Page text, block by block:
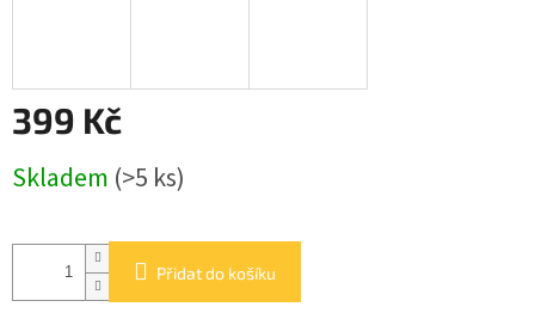
Přihlášení
399 Kč
cena:
Skladem (>5 ks)
Přidat do košíku